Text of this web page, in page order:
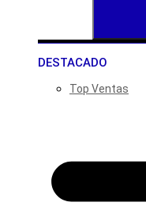
DESTACADO
Top Ventas